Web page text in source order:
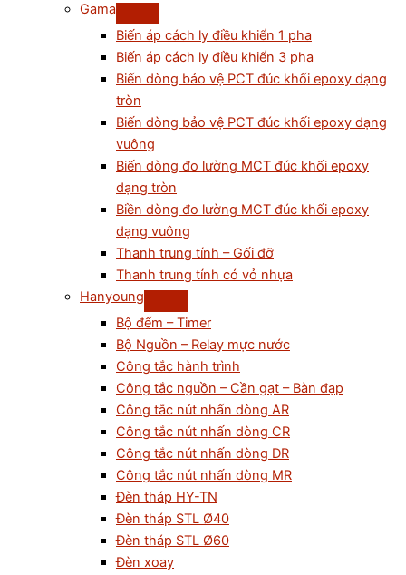
Gama
Biến áp cách ly điều khiển 1 pha
Biến áp cách ly điều khiển 3 pha
Biến dòng bảo vệ PCT đúc khối epoxy dạng
tròn
Biến dòng bảo vệ PCT đúc khối epoxy dạng
vuông
Biến dòng đo lường MCT đúc khối epoxy
dạng tròn
Biền dòng đo lường MCT đúc khối epoxy
dạng vuông
Thanh trung tính – Gối đỡ
Thanh trung tính có vỏ nhựa
Hanyoung
Bộ đếm – Timer
Bộ Nguồn – Relay mực nước
Công tắc hành trình
Công tắc nguồn – Cần gạt – Bàn đạp
Công tắc nút nhấn dòng AR
Công tắc nút nhấn dòng CR
Công tắc nút nhấn dòng DR
Công tắc nút nhấn dòng MR
Đèn tháp HY-TN
Đèn tháp STL Ø40
Đèn tháp STL Ø60
Đèn xoay